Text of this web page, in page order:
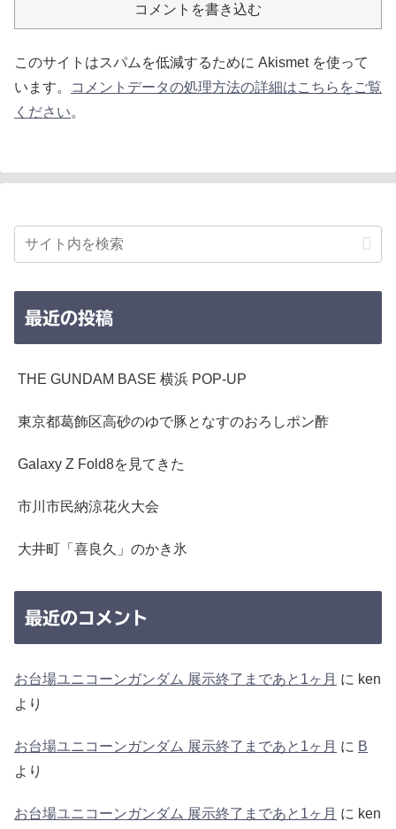
コメントを書き込む
このサイトはスパムを低減するために Akismet を使って
います。
コメントデータの処理方法の詳細はこちらをご覧
ください。
最近の投稿
THE GUNDAM BASE 横浜 POP-UP
東京都葛飾区高砂のゆで豚となすのおろしポン酢
Galaxy Z Fold8を見てきた
市川市民納涼花火大会
大井町「喜良久」のかき氷
最近のコメント
お台場ユニコーンガンダム 展示終了まであと1ヶ月 に ken
より
お台場ユニコーンガンダム 展示終了まであと1ヶ月 に B
より
お台場ユニコーンガンダム 展示終了まであと1ヶ月 に ken